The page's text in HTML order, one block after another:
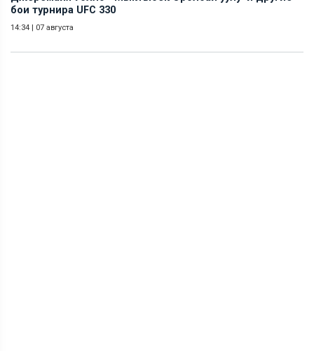
бои турнира UFC 330
14:34 07 августа